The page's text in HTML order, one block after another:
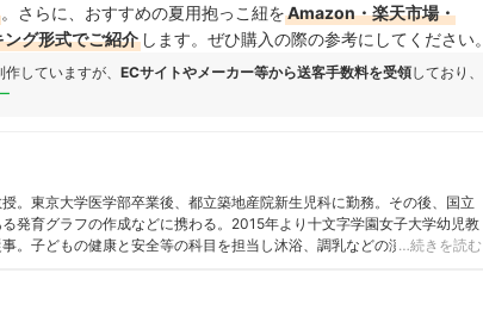
。さらに、おすすめの夏用抱っこ紐をAmazon・楽天市場・
グ形式でご紹介 します。ぜひ購入の際の参考にしてください。
していますが、 ECサイトやメーカー等から送客手数料を受領しており、
。東京大学医学部卒業後、都立築地産院新生児科に勤務。その後、国立
発育グラフの作成などに携わる。2015年より十文字学園女子大学幼児教
。子どもの健康と安全等の科目を担当し沐浴、調乳などの演習も行って
…続きを読む